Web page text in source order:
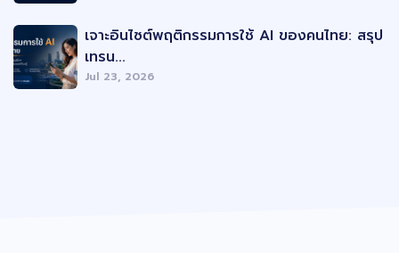
เจาะอินไซต์พฤติกรรมการใช้ AI ของคนไทย: สรุป
เทรน...
Jul 23, 2026